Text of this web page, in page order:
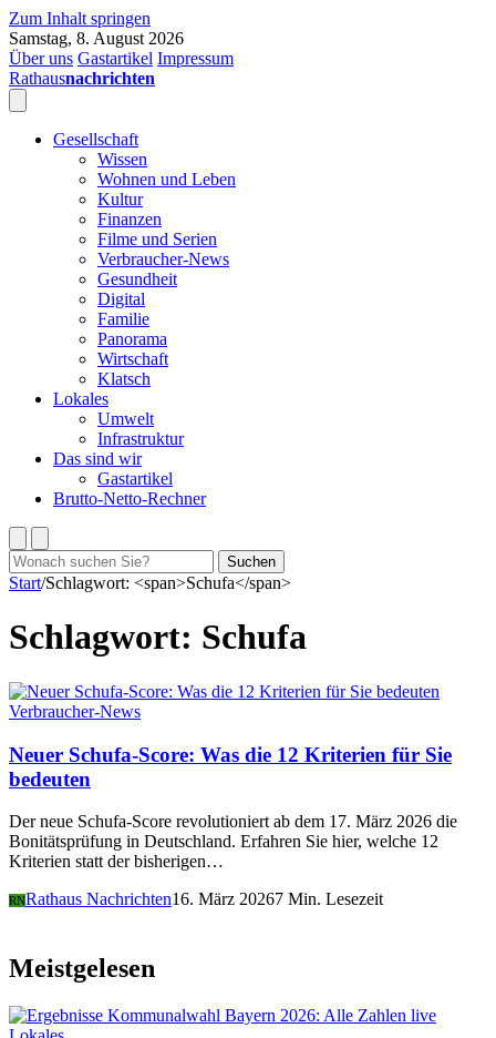
Zum Inhalt springen
Samstag, 8. August 2026
Über uns Gastartikel Impressum
Rathausnachrichten
Gesellschaft
Wissen
Wohnen und Leben
Kultur
Finanzen
Filme und Serien
Verbraucher-News
Gesundheit
Digital
Familie
Panorama
Wirtschaft
Klatsch
Lokales
Umwelt
Infrastruktur
Das sind wir
Gastartikel
Brutto-Netto-Rechner
Suchen
nach:
Suchen
Start/Schlagwort: <span>Schufa</span>
Schlagwort: Schufa
Verbraucher-News
Neuer Schufa-Score: Was die 12 Kriterien für Sie
bedeuten
Der neue Schufa-Score revolutioniert ab dem 17. März 2026 die
Bonitätsprüfung in Deutschland. Erfahren Sie hier, welche 12
Kriterien statt der bisherigen…
RNRathaus Nachrichten16. März 20267 Min. Lesezeit
Meistgelesen